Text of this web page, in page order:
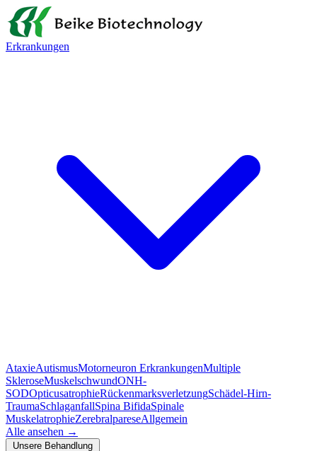
Erkrankungen
AtaxieAutismusMotorneuron ErkrankungenMultiple
SkleroseMuskelschwundONH-
SODOpticusatrophieRückenmarksverletzungSchädel-Hirn-
TraumaSchlaganfallSpina BifidaSpinale
MuskelatrophieZerebralpareseAllgemein
Alle ansehen →